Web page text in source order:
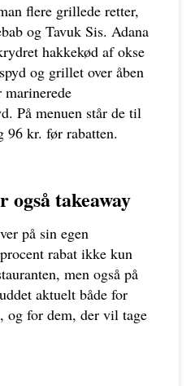
flere grillede retter,
og Tavuk Sis. Adana
hakkekød af okse
og grillet over åben
På menuen står de til
96 kr. før rabatten.
takeaway
på sin egen
rabat ikke kun
men også på
aktuelt både for
og for dem, der vil tage